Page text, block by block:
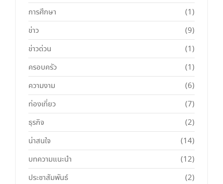
การศึกษา
(1)
ข่าว
(9)
ข่าวด่วน
(1)
ครอบครัว
(1)
ความงาม
(6)
ท่องเที่ยว
(7)
ธุรกิจ
(2)
น่าสนใจ
(14)
บทความแนะนำ
(12)
ประชาสัมพันธ์
(2)